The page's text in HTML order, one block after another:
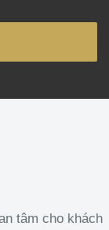
tâm cho khách